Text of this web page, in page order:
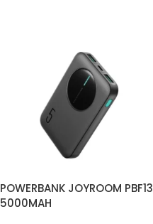
POWERBANK JOYROOM PBF13
5000MAH